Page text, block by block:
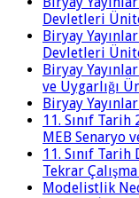
Devletleri
Biryay
Devletleri
Biryay
ve Uygarlığı
Biryay
11. Sınıf
MEB Senaryo
11. Sınıf
Tekrar Çalışma
Modelistlik